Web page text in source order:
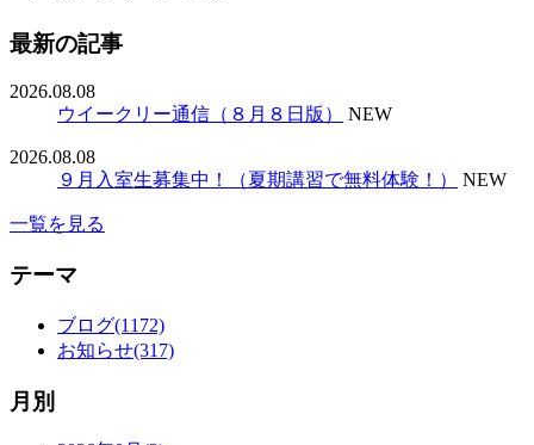
最新の記事
2026.08.08
ウイークリー通信（８月８日版）
NEW
2026.08.08
９月入室生募集中！（夏期講習で無料体験！）
NEW
一覧を見る
テーマ
ブログ(1172)
お知らせ(317)
月別